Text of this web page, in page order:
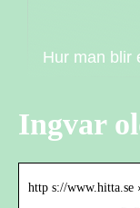
Hur man blir
Ingvar
http s://www.hitta.se